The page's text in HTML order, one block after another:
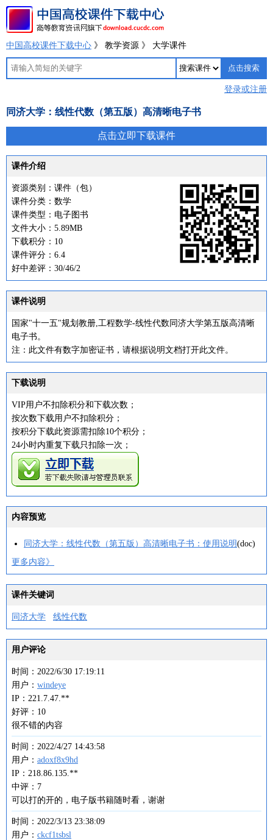
中国高校课件下载中心 》 教学资源 》 大学课件
登录或注册
同济大学：线性代数（第五版）高清晰电子书
点击立即下载课件
课件介绍
资源类别：课件（包）
课件分类：数学
课件类型：电子图书
文件大小：5.89MB
下载积分：10
课件评分：6.4
好中差评：30/46/2
课件说明
国家"十一五"规划教册,工程数学-线性代数同济大学第五版高清晰
电子书。
注：此文件有数字加密证书，请根据说明文档打开此文件。
下载说明
VIP用户不扣除积分和下载次数；
按次数下载用户不扣除积分；
按积分下载此资源需扣除10个积分；
24小时内重复下载只扣除一次；
内容预览
同济大学：线性代数（第五版）高清晰电子书：使用说明(doc)
更多内容》
课件关键词
同济大学 线性代数
用户评论
时间：2022/6/30 17:19:11
用户： windeye
IP：221.7.47.**
好评：10
很不错的内容
时间：2022/4/27 14:43:58
用户： adoxf8x9hd
IP：218.86.135.**
中评：7
可以打的开的，电子版书籍随时看，谢谢
时间：2022/3/13 23:38:09
用户： ckcf1tsbsl